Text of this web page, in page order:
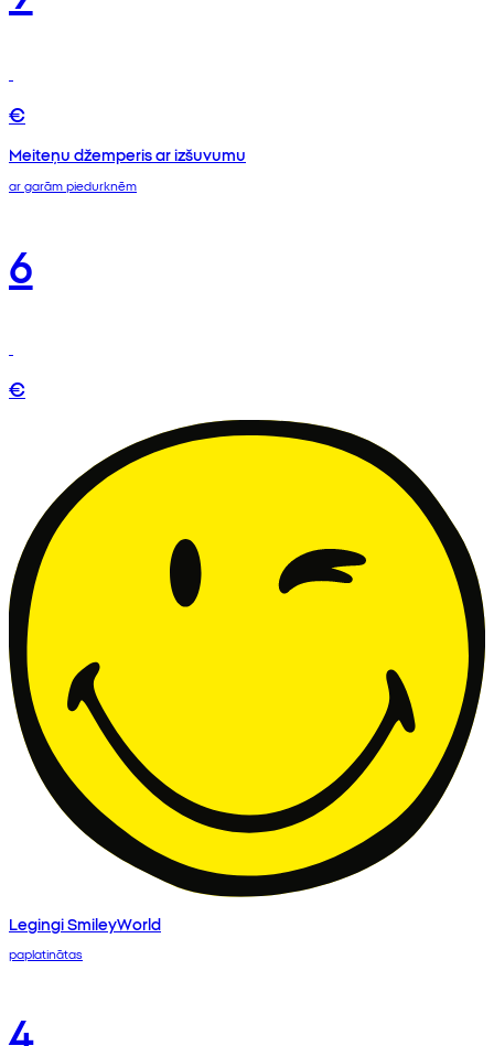
€
Meiteņu džemperis ar izšuvumu
ar garām piedurknēm
6
€
Legingi SmileyWorld
paplatinātas
4